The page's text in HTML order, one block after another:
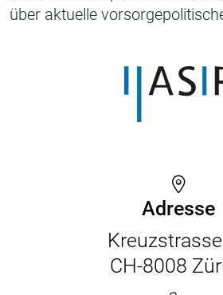
über aktuelle
Adresse
CH-8008